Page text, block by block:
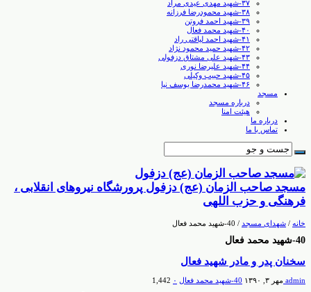
۳۷-شهید مهدی عیدی مراد
۳۸-شهید محمودرضا فرزانه
۳۹-شهید احمد فروتن
۴۰-شهید محمد فعال
۴۱-شهید احمد لیاقتی راد
۴۲-شهید حمید محمود نژاد
۴۳-شهید علی مشتاق دزفولی
۴۴-شهید علیرضا نوری
۴۵-شهید حبیب وکیلی
۴۶-شهید محمدرضا یوسف نیا
مسجد
درباره مسجد
هیئت امنا
درباره ما
تماس با ما
مسجد صاحب الزمان (عج) دزفول پرورشگاه نیروهای انقلابی ،
فرهنگی و حزب اللهی
خانه / شهدای مسجد / 40-شهيد محمد فعال
40-شهيد محمد فعال
سخنان پدر و مادر شهید فعال
admin مهر ۳, ۱۳۹۰ 40-شهيد محمد فعال ۰ 1,442